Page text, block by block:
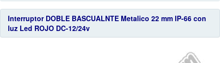
Interruptor DOBLE BASCUALNTE Metalico 22 mm IP-66 con
luz Led ROJO DC-12/24v